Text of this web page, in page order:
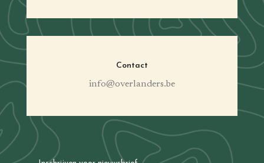
Contact
info@overlanders.be